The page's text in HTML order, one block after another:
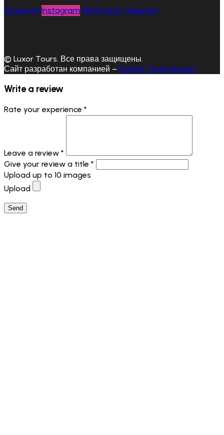
Facebook Instagram Whatsapp Telegram
© Luxor Tours. Все права защищены.
Сайт разработан компанией – Pointer Technologies
Write a review
Rate your experience *
Leave a review *
Give your review a title *
Upload up to 10 images
Upload
Send